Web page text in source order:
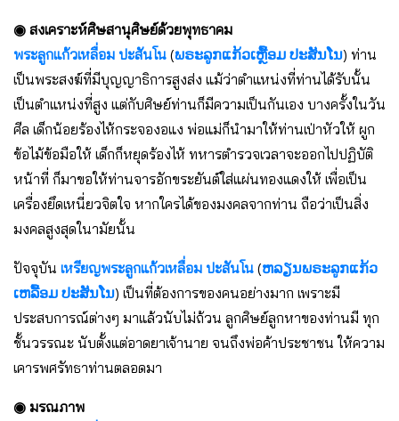
◉ สงเคราะห์ศิษสานุศิษย์ด้วยพุทธาคม
พระลูกแก้วเหลื่อม ปะสันโน (ພຣະລູກແກ້ວເຫຼື້ອມ ປະສັນໂນ) ท่าน
เป็นพระสงฆ์ที่มีบุญญาธิการสูงส่ง แม้ว่าตำแหน่งที่ท่านได้รับนั้น
เป็นตำแหน่งที่สูง แต่กับศิษย์ท่านก็มีความเป็นกันเอง บางครั้งในวัน
ศีล เด็กน้อยร้องไห้กระจองอแง พ่อแม่ก็นำมาให้ท่านเป่าหัวให้ ผูก
ข้อไม้ข้อมือให้ เด็กก็หยุดร้องไห้ ทหารตำรวจเวลาจะออกไปปฏิบัติ
หน้าที่ ก็มาขอให้ท่านจารอักขระยันต์ใส่แผ่นทองแดงให้ เพื่อเป็น
เครื่องยึดเหนี่ยวจิตใจ หากใครได้ของมงคลจากท่าน ถือว่าเป็นสิ่ง
มงคลสูงสุดในามัยนั้น
ปัจจุบัน เหรียญพระลูกแก้วเหลื่อม ปะสันโน (ຫລຽນພຣະລູກແກ້ວ
ເຫລື້ອມ ປະສັນໂນ) เป็นที่ต้องการของคนอย่างมาก เพราะมี
ประสบการณ์ต่างๆ มาแล้วนับไม่ถ้วน ลูกศิษย์ลูกหาของท่านมี ทุก
ชั้นวรรณะ นับตั้งแต่อาดยาเจ้านาย จนถึงพ่อค้าประชาชน ให้ความ
เคารพศรัทธาท่านตลอดมา
◉ มรณภาพ